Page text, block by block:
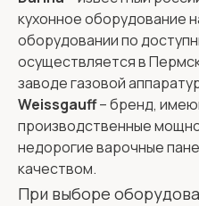
кухонное оборудование
оборудовании по
осуществляется в
заводе газовой
Weissgauff– бренд,
производственные
недорогие варочные
качеством.
При выборе